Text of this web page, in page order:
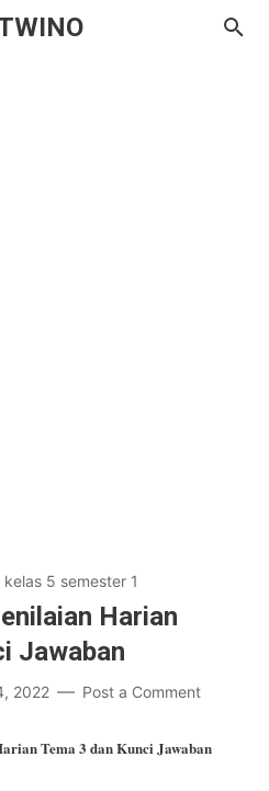
kelas 5 semester 1
Harian
Jawaban
2022 Post a Comment
Tema 3 dan Kunci Jawaban